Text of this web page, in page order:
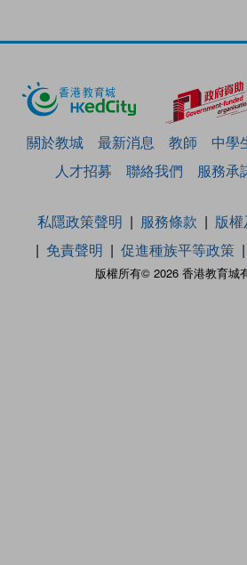
關於教城 最新消息 教師 中學
人才招募
聯絡我們 服務承
版權所有© 2026 香港教育城
私隱政策聲明 服務條款
版
免責聲明
促進種族平等政策